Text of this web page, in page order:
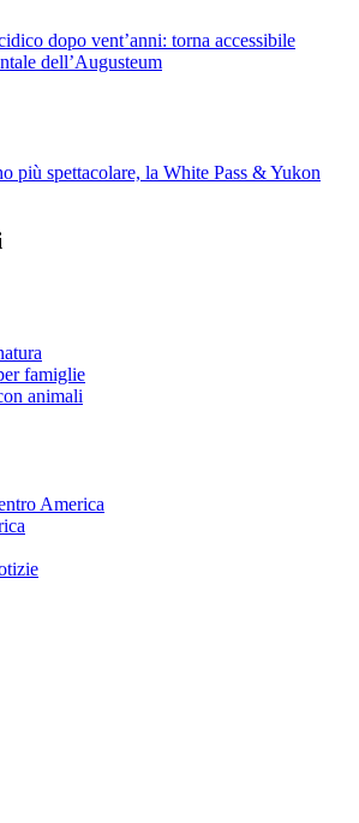
dopo vent’anni: torna accessibile
dell’Augusteum
più spettacolare, la White Pass & Yukon
famiglie
animali
America